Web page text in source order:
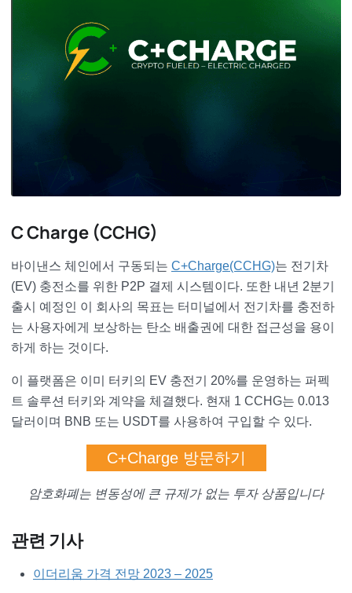
C Charge (CCHG)
바이낸스 체인에서 구동되는 C+Charge(CCHG)는 전기차
(EV) 충전소를 위한 P2P 결제 시스템이다. 또한 내년 2분기
출시 예정인 이 회사의 목표는 터미널에서 전기차를 충전하
는 사용자에게 보상하는 탄소 배출권에 대한 접근성을 용이
하게 하는 것이다.
이 플랫폼은 이미 터키의 EV 충전기 20%를 운영하는 퍼펙
트 솔루션 터키와 계약을 체결했다. 현재 1 CCHG는 0.013
달러이며 BNB 또는 USDT를 사용하여 구입할 수 있다.
C+Charge 방문하기
암호화폐는 변동성에 큰 규제가 없는 투자 상품입니다
관련 기사
이더리움 가격 전망 2023 – 2025